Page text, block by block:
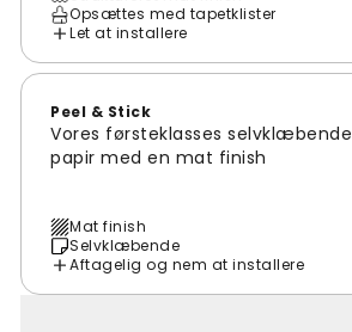
Opsættes med tapetklister
Let at installere
Peel & Stick
Vores førsteklasses selvklæbende
papir med en mat finish
Mat finish
Selvklæbende
Aftagelig og nem at installere